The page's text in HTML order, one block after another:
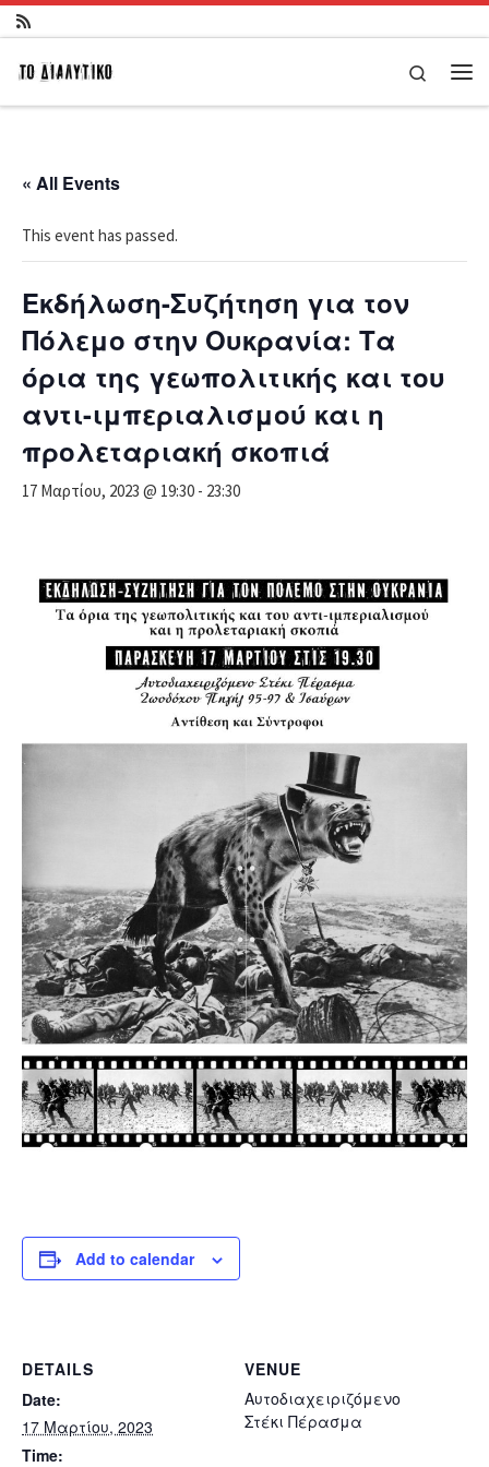
Μετάβαση στο περιεχόμενο
Search
« All Events
This event has passed.
Εκδήλωση-Συζήτηση για τον
Πόλεμο στην Ουκρανία: Τα
όρια της γεωπολιτικής και του
αντι-ιμπεριαλισμού και η
προλεταριακή σκοπιά
17 Μαρτίου, 2023 @ 19:30 - 23:30
Add to calendar
DETAILS
Date:
17 Μαρτίου, 2023
Time:
VENUE
Αυτοδιαχειριζόμενο
Στέκι Πέρασμα